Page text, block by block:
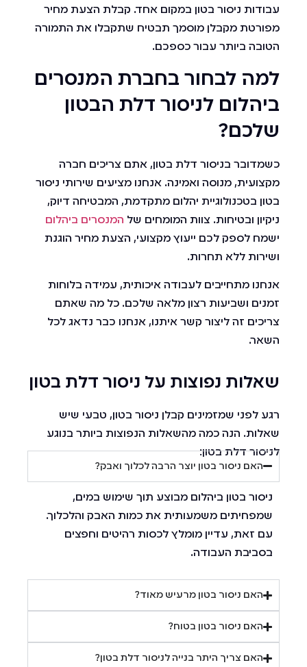
עבודות ניסור בטון במקום אחד. קבלת הצעת מחיר
מפורטת מקבלן מוסמך תבטיח שתקבלו את התמורה
הטובה ביותר עבור כספכם.
למה לבחור בחברת המנסרים
ביהלום לניסור דלת הבטון
שלכם?
כשמדובר בניסור דלת בטון, אתם צריכים חברה
מקצועית, מנוסה ואמינה. אנחנו מציעים שירותי ניסור
בטון בטכנולוגיית יהלום מתקדמת, המבטיחה דיוק,
ניקיון ובטיחות. צוות המומחים של המנסרים ביהלום
ישמח לספק לכם ייעוץ מקצועי, הצעת מחיר הוגנת
ושירות ללא תחרות.
אנחנו מתחייבים לעבודה איכותית, עמידה בלוחות
זמנים ושביעות רצון מלאה שלכם. כל מה שאתם
צריכים זה ליצור קשר איתנו, אנחנו כבר נדאג לכל
השאר.
שאלות נפוצות על ניסור דלת בטון
רגע לפני שמזמינים קבלן ניסור בטון, טבעי שיש
שאלות. הנה כמה מהשאלות הנפוצות ביותר בנוגע
לניסור דלת בטון:
האם ניסור בטון יוצר הרבה לכלוך ואבק?
ניסור בטון ביהלום מבוצע תוך שימוש במים,
שמפחיתים משמעותית את כמות האבק והלכלוך.
עם זאת, עדיין מומלץ לכסות רהיטים וחפצים
בסביבת העבודה.
האם ניסור בטון מרעיש מאוד?
האם ניסור בטון בטוח?
האם צריך היתר בנייה לניסור דלת בטון?